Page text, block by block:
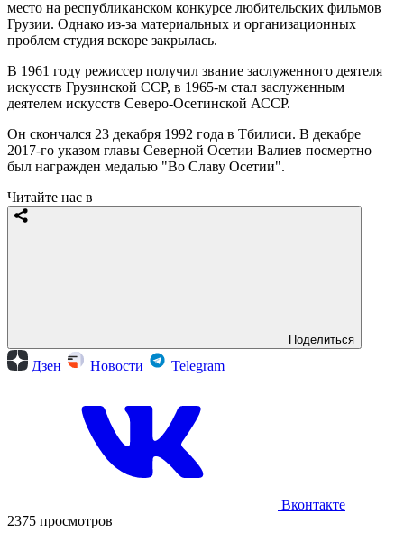
место на республиканском конкурсе любительских фильмов
Грузии. Однако из-за материальных и организационных
проблем студия вскоре закрылась.
В 1961 году режиссер получил звание заслуженного деятеля
искусств Грузинской ССР, в 1965-м стал заслуженным
деятелем искусств Северо-Осетинской АССР.
Он скончался 23 декабря 1992 года в Тбилиси. В декабре
2017-го указом главы Северной Осетии Валиев посмертно
был награжден медалью "Во Славу Осетии".
Читайте нас в
Поделиться
Дзен Новости Telegram
Вконтакте
2375 просмотров